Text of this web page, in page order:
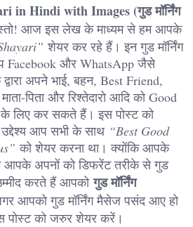
in Hindi with Images (गुड मॉर्निंग
आज इस लेख के माध्यम से हम आपके
शेयर कर रहे हैं। इन गुड मॉर्निंग
Facebook और WhatsApp जैसे
अपने भाई, बहन, Best Friend,
पिता और रिश्तेदारो आदि को Good
लिए कर सकते हैं। इस पोस्ट को
आप सभी के साथ “Best Good
को शेयर करना था। क्योंकि आपके
अपनों को डिफरेंट तरीके से गुड
करते हैं आपकोगुड मॉर्निंग
आपको गुड मॉर्निंग मैसेज पसंद आए हो
पोस्ट को जरुर शेयर करें।